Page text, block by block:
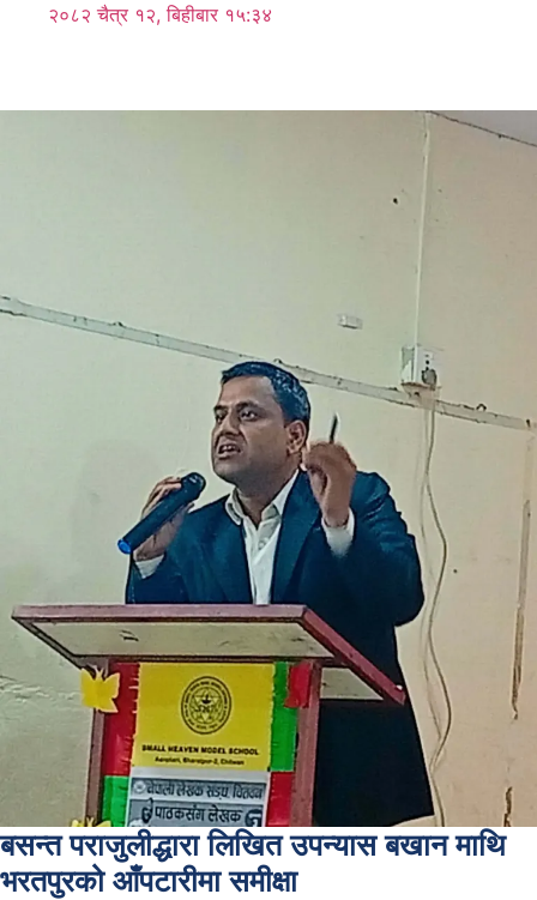
२०८२ चैत्र १२, बिहीबार १५:३४
बसन्त पराजुलीद्धारा लिखित उपन्यास बखान माथि
भरतपुरको आँपटारीमा समीक्षा